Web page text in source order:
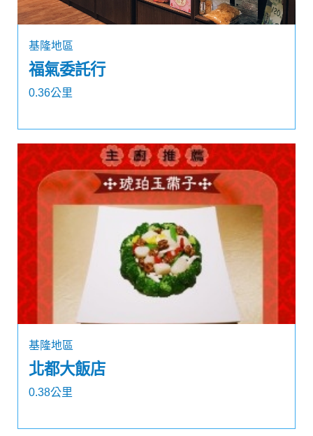
基隆地區
福氣委託行
0.36公里
基隆地區
北都大飯店
0.38公里